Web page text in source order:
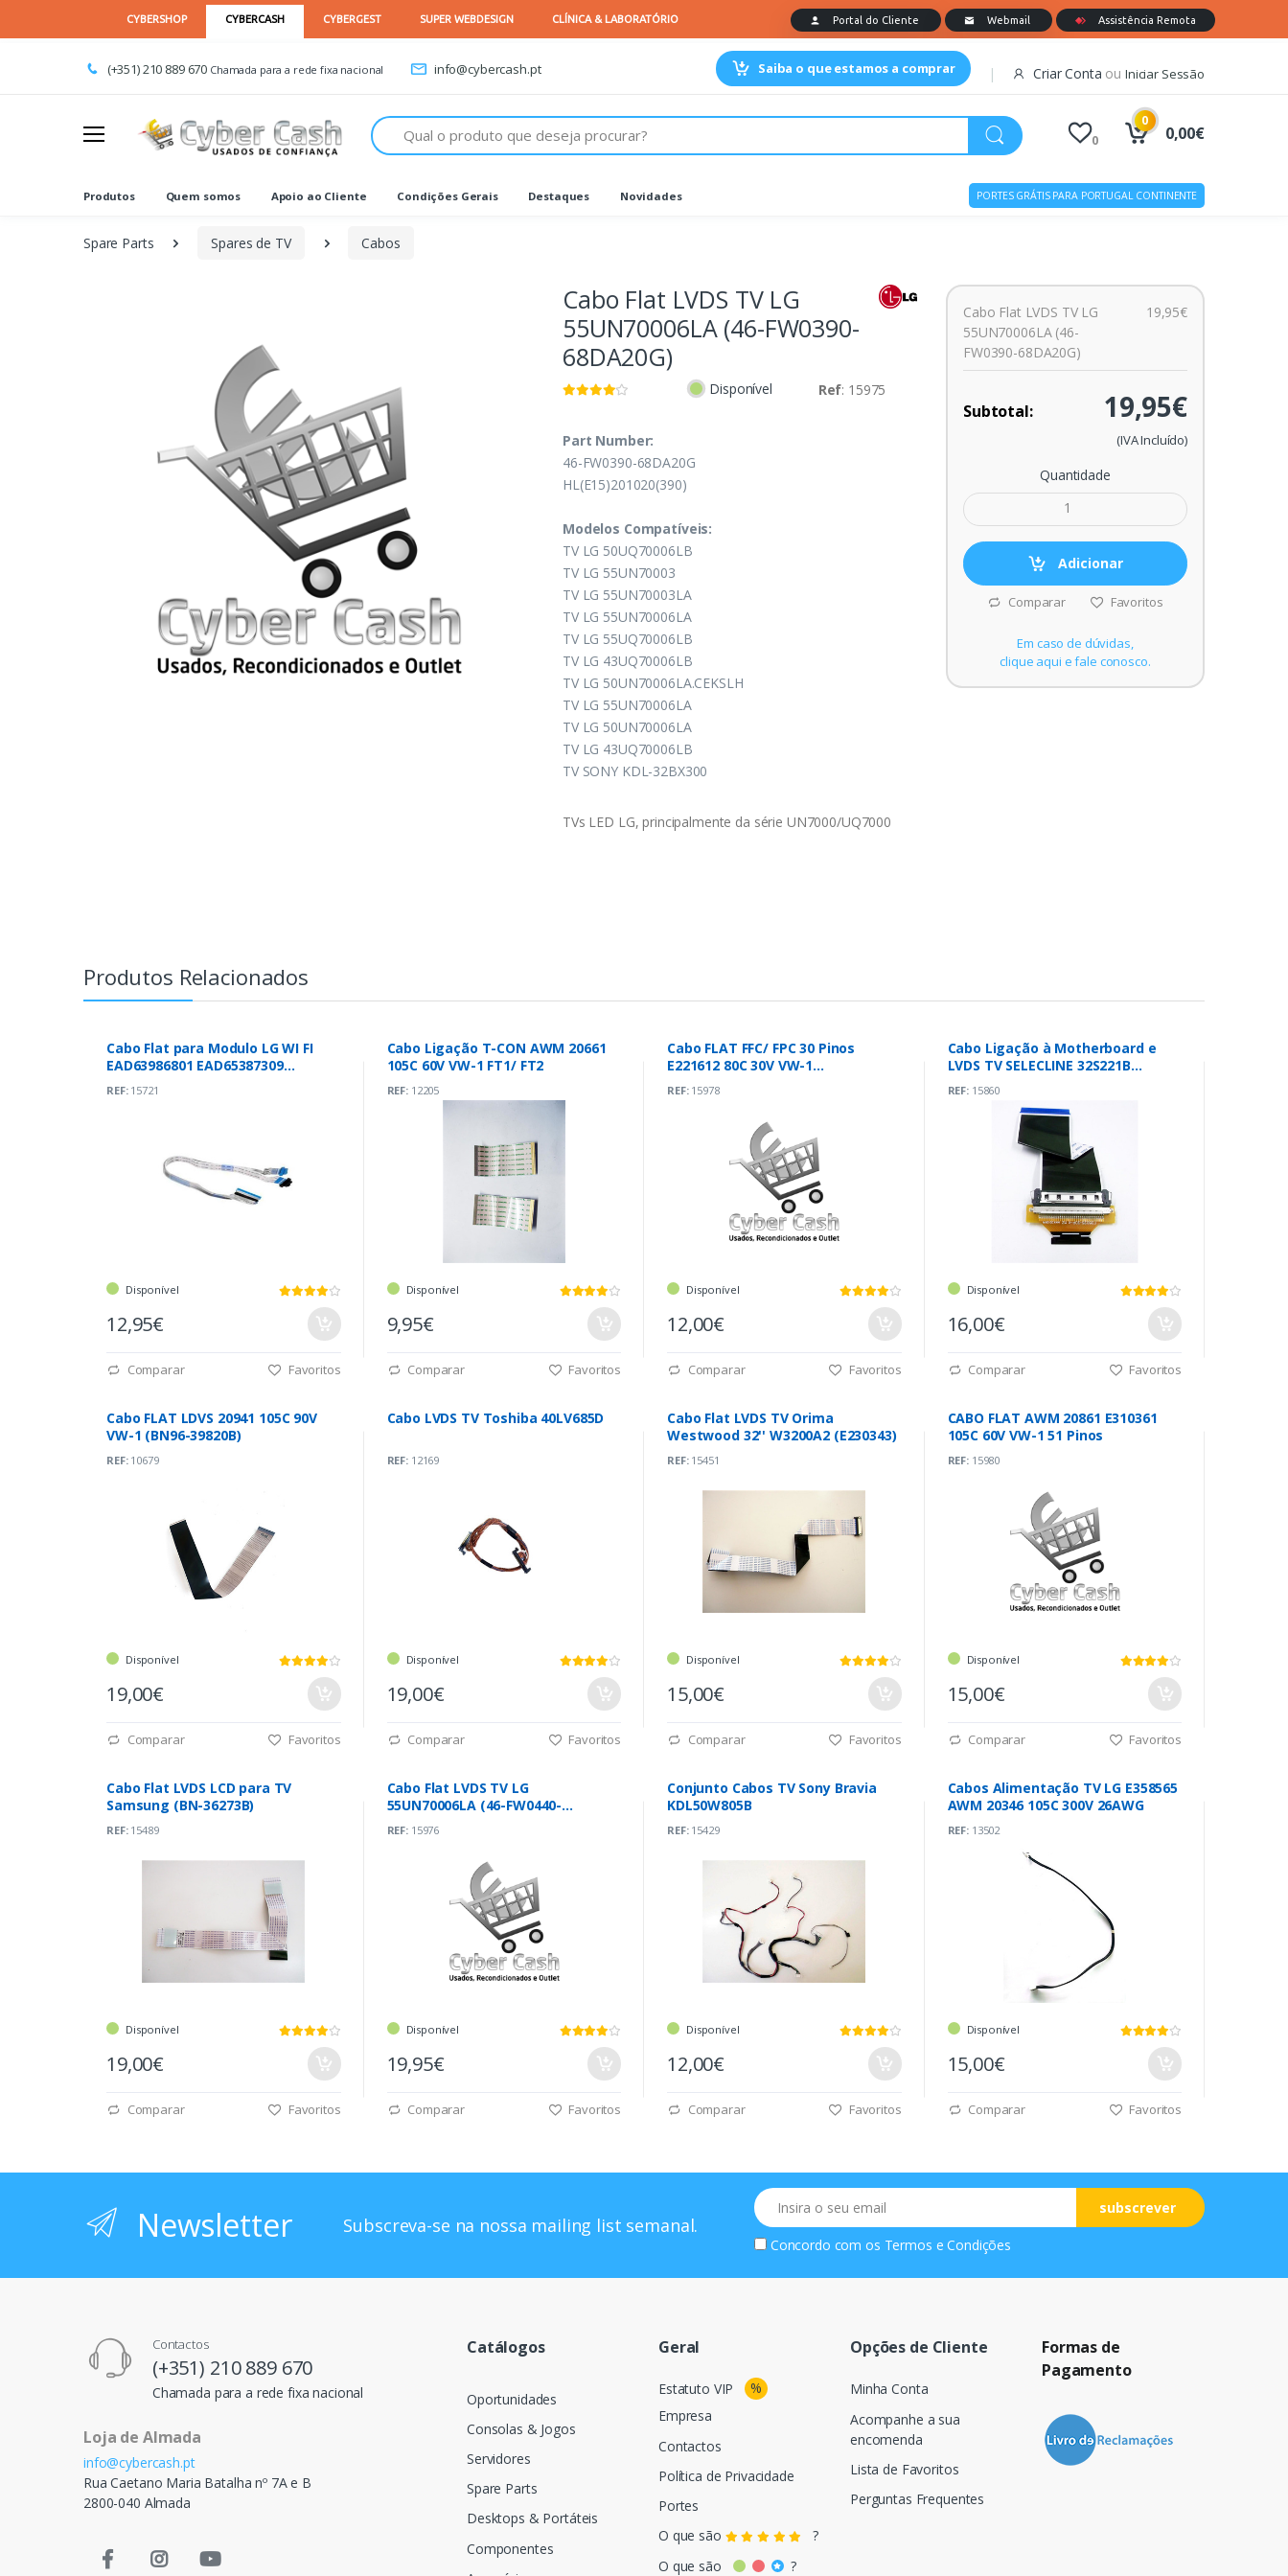
(+351) 210 889 670 Chamada para a rede fixa nacional info@cybercash.pt Saiba o que estamos a comprar Criar Conta ouIniciar Sessão
Procurar
0
0
0,00€
Produtos Quem somos Apoio ao Cliente Condições Gerais Destaques Novidades PORTES GRÁTIS PARA PORTUGAL CONTINENTE
Spare Parts Spares de TV Cabos
Cabo Flat LVDS TV LG
55UN70006LA (46-FW0390-
68DA20G)
Disponível Ref: 15975
Part Number:
46-FW0390-68DA20G
HL(E15)201020(390)
Modelos Compatíveis:
TV LG 50UQ70006LB
TV LG 55UN70003
TV LG 55UN70003LA
TV LG 55UN70006LA
TV LG 55UQ70006LB
TV LG 43UQ70006LB
TV LG 50UN70006LA.CEKSLH
TV LG 55UN70006LA
TV LG 50UN70006LA
TV LG 43UQ70006LB
TV SONY KDL-32BX300
TVs LED LG, principalmente da série UN7000/UQ7000
Cabo Flat LVDS TV LG
55UN70006LA (46-
FW0390-68DA20G)
19,95€
Subtotal: 19,95€
(IVA Incluído)
Quantidade
Adicionar
Comparar Favoritos
Em caso de dúvidas,
clique aqui e fale conosco.
Produtos Relacionados
Cabo Flat para Modulo LG WI FI
EAD63986801 EAD65387309
(LGSBWAC72)
REF:15721
Disponível
12,95€
Comparar Favoritos
Cabo Ligação T-CON AWM 20661
105C 60V VW-1 FT1/ FT2
REF:12205
Disponível
9,95€
Comparar Favoritos
Cabo FLAT FFC/ FPC 30 Pinos
E221612 80C 30V VW-1
REF:15978
Disponível
12,00€
Comparar Favoritos
Cabo Ligação à Motherboard e
LVDS TV SELECLINE 32S221B
(F05035-30P-K)
REF:15860
Disponível
16,00€
Comparar Favoritos
Cabo FLAT LDVS 20941 105C 90V
VW-1 (BN96-39820B)
REF:10679
Disponível
19,00€
Comparar Favoritos
Cabo LVDS TV Toshiba 40LV685D
REF:12169
Disponível
19,00€
Comparar Favoritos
Cabo Flat LVDS TV Orima
Westwood 32'' W3200A2 (E230343)
REF:15451
Disponível
15,00€
Comparar Favoritos
CABO FLAT AWM 20861 E310361
105C 60V VW-1 51 Pinos
REF:15980
Disponível
15,00€
Comparar Favoritos
Cabo Flat LVDS LCD para TV
Samsung (BN-36273B)
REF:15489
Disponível
19,00€
Comparar Favoritos
Cabo Flat LVDS TV LG
55UN70006LA (46-FW0440-
16DA20G)
REF:15976
Disponível
19,95€
Comparar Favoritos
Conjunto Cabos TV Sony Bravia
KDL50W805B
REF:15429
Disponível
12,00€
Comparar Favoritos
Cabos Alimentação TV LG E358565
AWM 20346 105C 300V 26AWG
REF:13502
Disponível
15,00€
Comparar Favoritos
Newsletter Subscreva-se na nossa mailing list semanal.
Email
subscrever
Concordo com os Termos e Condições
Contactos
(+351) 210 889 670
Chamada para a rede fixa nacional
Loja de Almada
info@cybercash.pt
Rua Caetano Maria Batalha nº 7A e B
2800-040 Almada
Catálogos
Oportunidades
Consolas & Jogos
Servidores
Spare Parts
Desktops & Portáteis
Componentes
Geral
Estatuto VIP
%
Empresa
Contactos
Política de Privacidade
Portes
O que são
?
O que são
?
Opções de Cliente
Minha Conta
Acompanhe a sua
encomenda
Lista de Favoritos
Perguntas Frequentes
Formas de
Pagamento